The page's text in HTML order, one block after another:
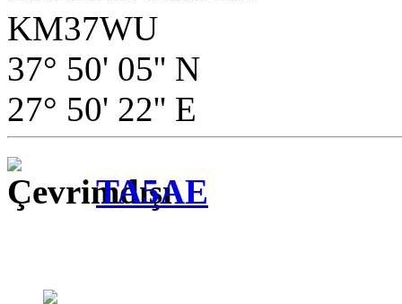
KM37WU
37° 50' 05'' N
27° 50' 22'' E
TA5AE